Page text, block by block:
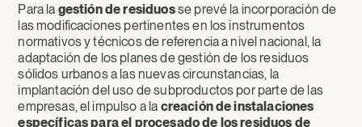
Para la gestión de residuosse prevé la incorporación de
las modificaciones pertinentes en los instrumentos
normativos y técnicos de referencia a nivel nacional, la
adaptación de los planes de gestión de los residuos
sólidos urbanos a las nuevas circunstancias, la
implantación del uso de subproductos por parte de las
empresas, el impulso a la creación de instalaciones
específicas para el procesado de los residuos de